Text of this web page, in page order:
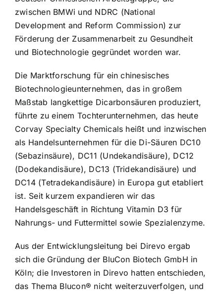
zwischen BMWi und NDRC (National
Development and Reform Commission) zur
Förderung der Zusammenarbeit zu Gesundheit
und Biotechnologie gegründet worden war.
Die Marktforschung für ein chinesisches
Biotechnologieunternehmen, das in großem
Maßstab langkettige Dicarbonsäuren produziert,
führte zu einem Tochterunternehmen, das heute
Corvay Specialty Chemicals heißt und inzwischen
als Handelsunternehmen für die Di-Säuren DC10
(Sebazinsäure), DC11 (Undekandisäure), DC12
(Dodekandisäure), DC13 (Tridekandisäure) und
DC14 (Tetradekandisäure) in Europa gut etabliert
ist. Seit kurzem expandieren wir das
Handelsgeschäft in Richtung Vitamin D3 für
Nahrungs- und Futtermittel sowie Spezialenzyme.
Aus der Entwicklungsleitung bei Direvo ergab
sich die Gründung der BluCon Biotech GmbH in
Köln; die Investoren in Direvo hatten entschieden,
das Thema Blucon® nicht weiterzuverfolgen, und